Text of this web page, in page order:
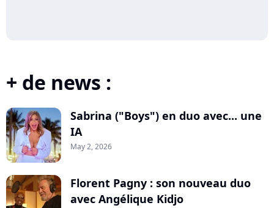
+ de news :
Sabrina ("Boys") en duo avec... une
IA
May 2, 2026
Florent Pagny : son nouveau duo
avec Angélique Kidjo